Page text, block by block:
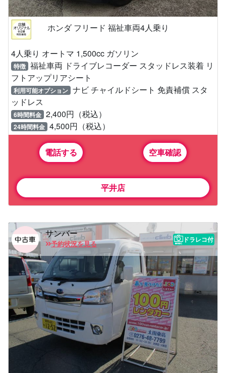
ホンダ フリード 福祉車両4人乗り
4人乗り オートマ 1,500cc ガソリン
特徴 福祉車両 ドライブレコーダー スタッドレス装着 リ
フトアップリアシート
利用可能オプション ナビ チャイルドシート 免責補償 スタ
ッドレス
6時間料金 2,400円（税込）
24時間料金 4,500円（税込）
電話する 空車確認
平井店
サンバー
予約状況を見る
ドラレコ付